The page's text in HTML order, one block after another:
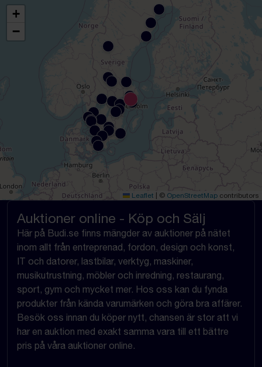
+
−
Leaflet | © OpenStreetMap contributors
Auktioner online - Köp och Sälj
Här på Budi.se finns mängder av auktioner på nätet
inom allt från entreprenad, fordon, design och konst,
IT och datorer, lastbilar, verktyg, maskiner,
musikutrustning, möbler och inredning, restaurang,
sport, gym och mycket mer. Hos oss kan du fynda
produkter från kända varumärken och göra bra affärer.
Besök oss innan du köper nytt, chansen är stor att vi
har en auktion med exakt samma vara till ett bättre
pris på våra auktioner online.